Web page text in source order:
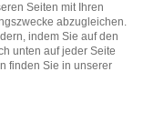
Strom -
Seiten mit Ihren
abzugleichen.
indem Sie auf den
unten auf jeder Seite
finden Sie in unserer